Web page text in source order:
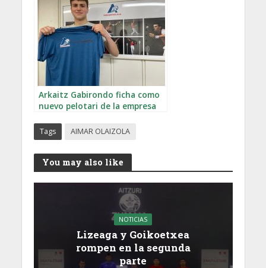
Arkaitz Gabirondo ficha como
nuevo pelotari de la empresa
Tags AIMAR OLAIZOLA
You may also like
NOTICIAS
Lizeaga y Goikoetxea
rompen en la segunda
parte